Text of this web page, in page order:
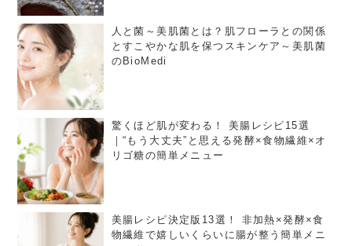
人と菌～美肌菌とは？肌フローラとの関係
とすこやかな肌を保つスキンケア～美肌菌
のBioMedi
驚くほど肌が変わる！ 美腸レシピ15選
｜“もう大丈夫”と思える発酵×食物繊維×オ
リゴ糖の簡単メニュー
美腸レシピ決定版13選！ 非加熱×発酵×食
物繊維で嬉しいくらいに腸が整う簡単メニ